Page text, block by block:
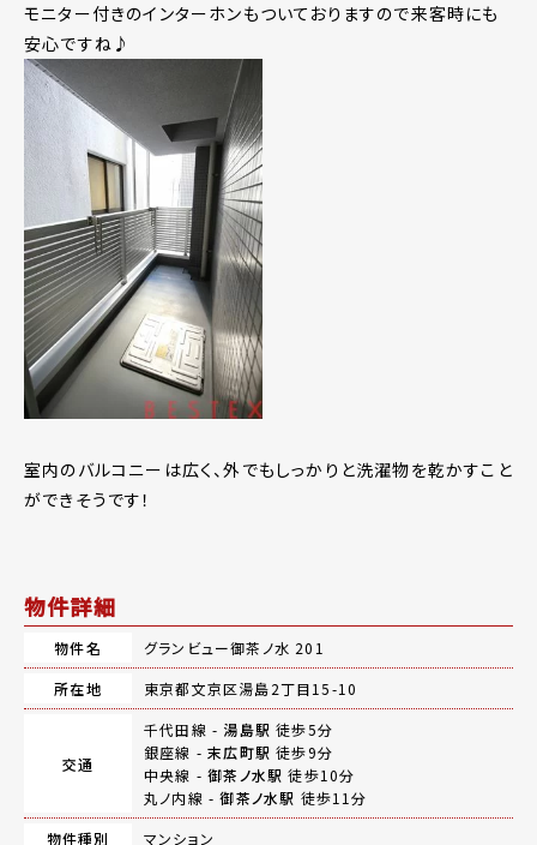
モニター付きのインターホンもついておりますので来客時にも
安心ですね♪
室内のバルコニーは広く、外でもしっかりと洗濯物を乾かすこと
ができそうです！
物件詳細
物件名
グランビュー御茶ノ水 201
所在地
東京都文京区湯島2丁目15-10
交通
千代田線 - 湯島駅 徒歩5分
銀座線 -末広町駅 徒歩9分
中央線 -御茶ノ水駅 徒歩10分
丸ノ内線 -御茶ノ水駅 徒歩11分
物件種別
マンション